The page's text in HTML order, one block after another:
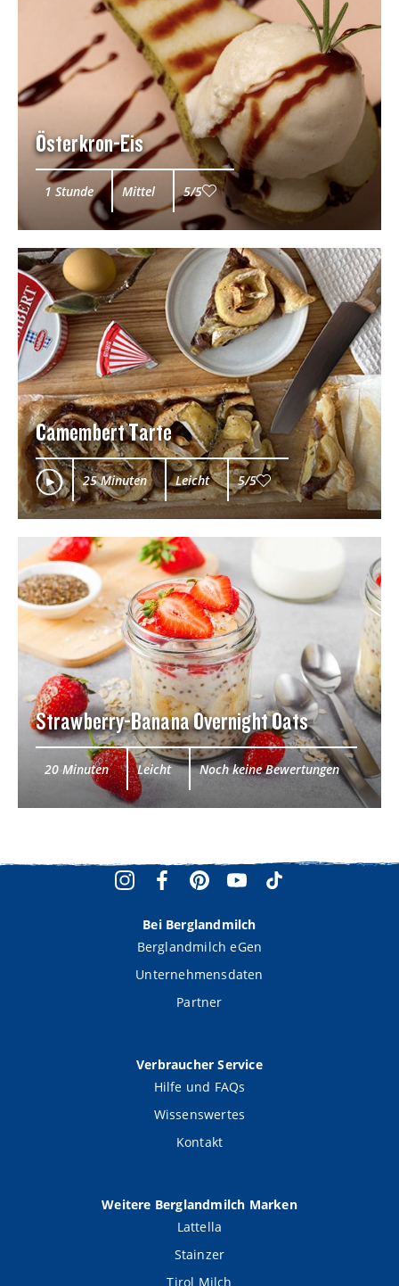
Österkron-Eis
1 Stunde Mittel 5/5
Camembert Tarte
25 Minuten Leicht 5/5
Strawberry-Banana Overnight Oats
20 Minuten Leicht Noch keine Bewertungen
Bei Berglandmilch
Berglandmilch eGen
Unternehmensdaten
Partner
Verbraucher Service
Hilfe und FAQs
Wissenswertes
Kontakt
Weitere Berglandmilch Marken
Lattella
Stainzer
Tirol Milch